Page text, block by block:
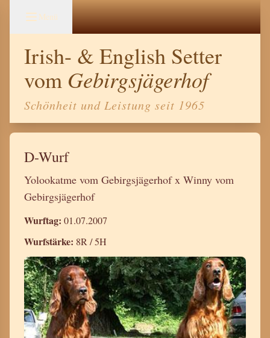
Menü
Irish- & English Setter
vom Gebirgsjägerhof
Schönheit und Leistung seit 1965
D-Wurf
Yolookatme vom Gebirgsjägerhof x Winny vom
Gebirgsjägerhof
Wurftag: 01.07.2007
Wurfstärke: 8R / 5H